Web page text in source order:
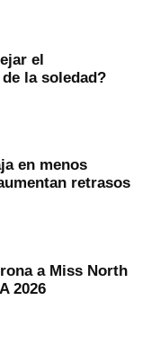
el
la soledad?
en menos
retrasos
a Miss North
2026